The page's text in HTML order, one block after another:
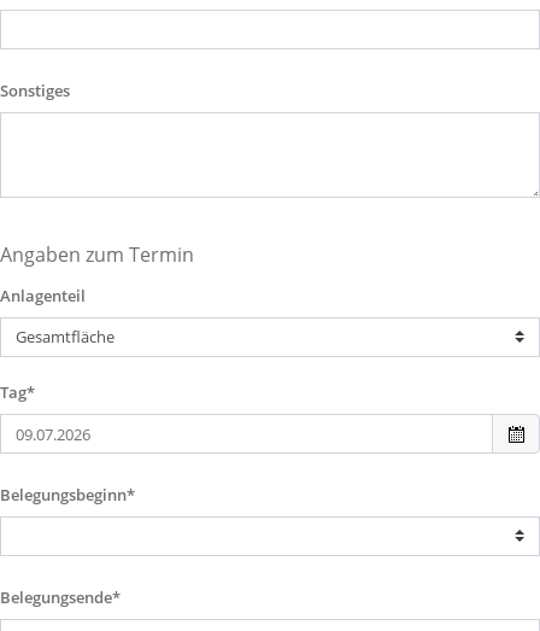
Sonstiges
Angaben zum Termin
Anlagenteil
Tag*
Belegungsbeginn*
Belegungsende*